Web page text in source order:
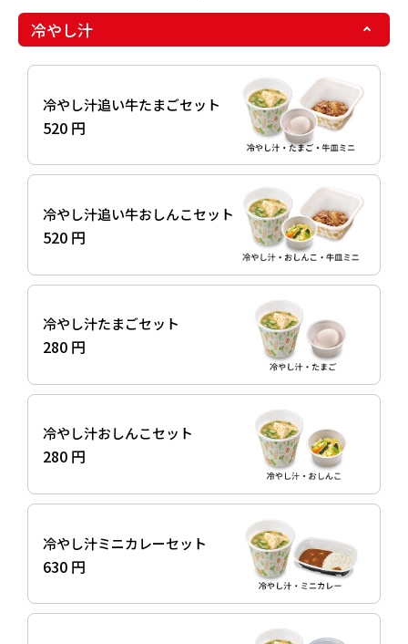
冷やし汁
冷やし汁追い牛たまごセット
520 円
冷やし汁追い牛おしんこセット
520 円
冷やし汁たまごセット
280 円
冷やし汁おしんこセット
280 円
冷やし汁ミニカレーセット
630 円